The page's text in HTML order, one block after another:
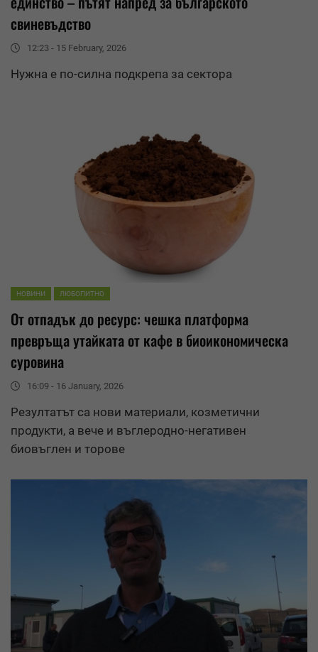
свиневъдство
12:23 - 15 February, 2026
Нужна е по-силна подкрепа за сектора
НОВИНИ ЛЮБОПИТНО
От отпадък до ресурс: чешка платформа
превръща утайката от кафе в биоикономическа
суровина
16:09 - 16 January, 2026
Резултатът са нови материали, козметични
продукти, а вече и въглеродно-негативен
биовъглен и торове